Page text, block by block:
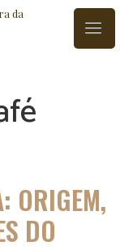
da
ORIGEM,
DO